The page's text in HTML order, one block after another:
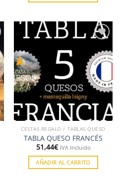
a la
lista de
deseos
CESTAS REGALO / TABLAS QUESO
TABLA QUESO FRANCÉS
51,44€ IVA Incluido
AÑADIR AL CARRITO